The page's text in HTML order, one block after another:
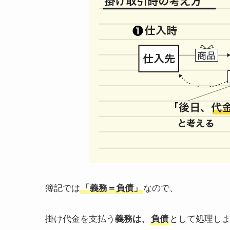
簿記では「義務＝負債」なので、
掛け代金を支払う 義務は、 負債 として処理し